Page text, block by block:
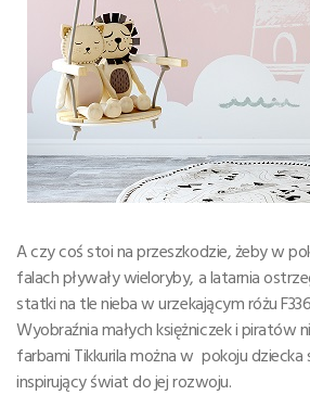
A czy coś stoi na przeszkodzie, żeby w
falach pływały wieloryby, a latarnia
statki na tle nieba w urzekającym różu
Wyobraźnia małych księżniczek i piratów
farbami Tikkurila można w pokoju
inspirujący świat do jej rozwoju.